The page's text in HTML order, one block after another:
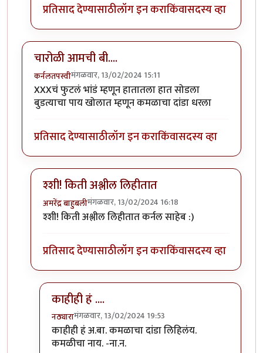
प्रतिसाद देण्यासाठीलॉग इन कराकिंवासदस्य व्हा
चारोळी आमची बी....
कर्नलतपस्वीमंगळवार, 13/02/2024 15:11
XXXचं फुटलं भांडं म्हणून हातातला हात सोडला
बुडत्याचा पाय खोलात म्हणून कमळाचा दांडा धरला
प्रतिसाद देण्यासाठीलॉग इन कराकिंवासदस्य व्हा
श्शी! किती अश्लील लिहीतात
अमरेंद्र बाहुबलीमंगळवार, 13/02/2024 16:18
In reply toचारोळी आमची बी....byकर्नलतपस्वी
श्शी! किती अश्लील लिहीतात कर्नल साहेब :)
प्रतिसाद देण्यासाठीलॉग इन कराकिंवासदस्य व्हा
काहीही हं ....
नठ्यारामंगळवार, 13/02/2024 19:53
In reply toश्शी! किती अश्लील लिहीतातby
काहीही हं अ.बा. कमळाचा दांडा लिहिलंय.
कमळीचा नाय. -ना.न.